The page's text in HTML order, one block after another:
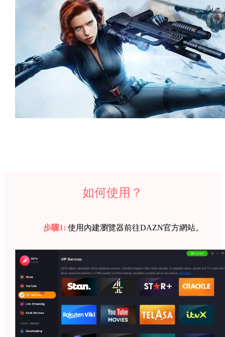
如何使用？
步驟1:使用內建瀏覽器前往DAZN官方網站。